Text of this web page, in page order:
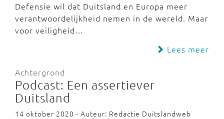
Defensie wil dat Duitsland en Europa meer
verantwoordelijkheid nemen in de wereld. Maar
voor veiligheid…
Lees meer
Achtergrond
Podcast: Een assertiever
Duitsland
14 oktober 2020 - Auteur: Redactie Duitslandweb